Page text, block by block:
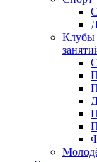
Клубы